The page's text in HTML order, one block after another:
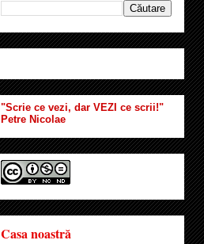
"Scrie ce vezi, dar VEZI ce scrii!"
Petre Nicolae
Casa noastră